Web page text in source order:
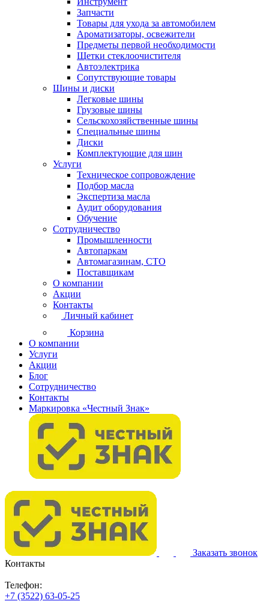
Запчасти
Товары для ухода за автомобилем
Ароматизаторы, освежители
Предметы первой необходимости
Щетки стеклоочистителя
Автоэлектрика
Сопутствующие товары
Шины и диски
Легковые шины
Грузовые шины
Сельскохозяйственные шины
Специальные шины
Диски
Комплектующие для шин
Услуги
Техническое сопровождение
Подбор масла
Экспертиза масла
Аудит оборудования
Обучение
Сотрудничество
Промышленности
Автопаркам
Автомагазинам, СТО
Поставщикам
О компании
Акции
Контакты
Личный кабинет
Корзина
О компании
Услуги
Акции
Блог
Сотрудничество
Контакты
Маркировка «Честный Знак»
Заказать звонок
Контакты
Телефон:
+7 (3522) 63-05-25